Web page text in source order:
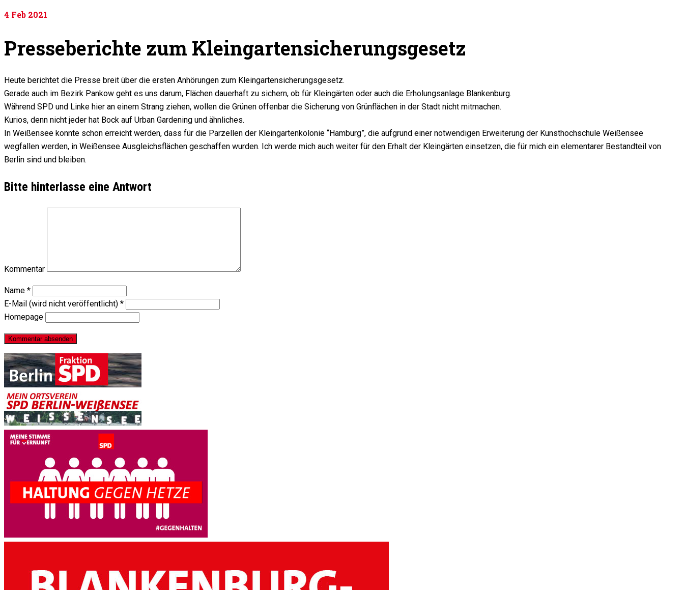
4 Feb 2021
Presseberichte zum Kleingartensicherungsgesetz
Heute berichtet die Presse breit über die ersten Anhörungen zum Kleingartensicherungsgesetz.
Gerade auch im Bezirk Pankow geht es uns darum, Flächen dauerhaft zu sichern, ob für Kleingärten oder auch die Erholungsanlage Blankenburg.
Während SPD und Linke hier an einem Strang ziehen, wollen die Grünen offenbar die Sicherung von Grünflächen in der Stadt nicht mitmachen.
Kurios, denn nicht jeder hat Bock auf Urban Gardening und ähnliches.
In Weißensee konnte schon erreicht werden, dass für die Parzellen der Kleingartenkolonie “Hamburg”, die aufgrund einer notwendigen Erweiterung der Kunsthochschule Weißensee
wegfallen werden, in Weißensee Ausgleichsflächen geschaffen wurden. Ich werde mich auch weiter für den Erhalt der Kleingärten einsetzen, die für mich ein elementarer Bestandteil von
Berlin sind und bleiben.
Bitte hinterlasse eine Antwort
Kommentar
Name *
E-Mail (wird nicht veröffentlicht) *
Homepage